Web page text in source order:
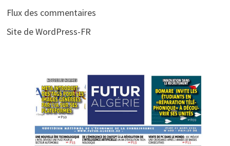
Flux des commentaires
Site de WordPress-FR